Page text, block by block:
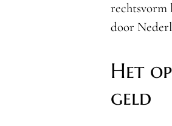
rechtsvorm
door
Het
geld